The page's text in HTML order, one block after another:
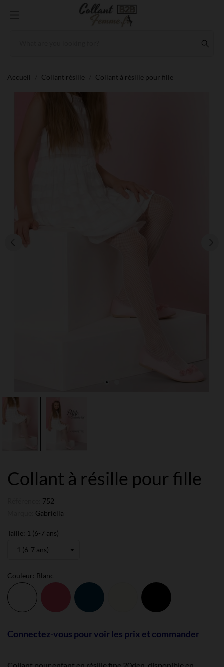
Accueil Collant résille Collant à résille pour fille
Collant à résille pour fille
752
Gabriella
Taille: 1 (6-7 ans)
Couleur: Blanc
Blanc
Coral Ivoire
Connectez-vous pour voir les prix et commander